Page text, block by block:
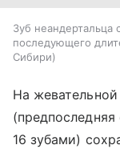
Зуб неандертальца
последующего
Сибири
На
16 зубами)